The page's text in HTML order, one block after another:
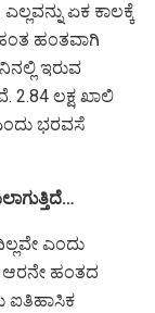
ಏಕ ಕಾಲಕ್ಕೆ
ಹಂತವಾಗಿ
ಇರುವ
2.84 ಲಕ್ಷ ಖಾಲಿ
ಭರವಸೆ
ಎಂದು
ಆರನೇ ಹಂತದ
ಐತಿಹಾಸಿಕ